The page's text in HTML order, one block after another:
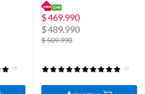
(9)
$ 469.990
$ 489.990
$ 509.990
(1)